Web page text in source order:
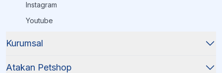
Instagram
Youtube
Kurumsal
Atakan Petshop